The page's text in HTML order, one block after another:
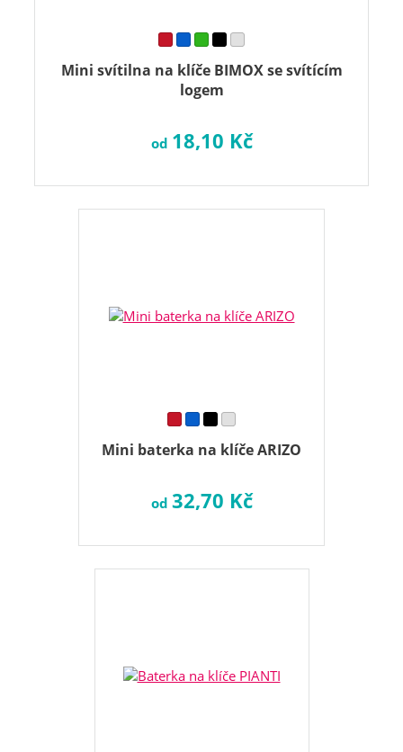
Mini svítilna na klíče BIMOX se svítícím
logem
od 18,10 Kč
Mini baterka na klíče ARIZO
od 32,70 Kč